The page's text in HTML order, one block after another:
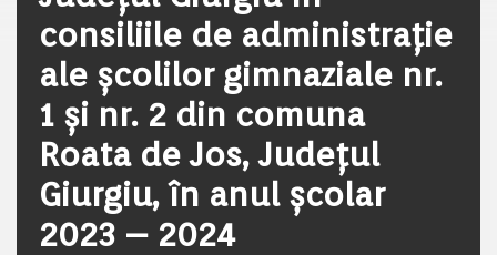
consiliile de administrație
ale școlilor gimnaziale nr.
1 și nr. 2 din comuna
Roata de Jos, Județul
Giurgiu, în anul școlar
2023 – 2024